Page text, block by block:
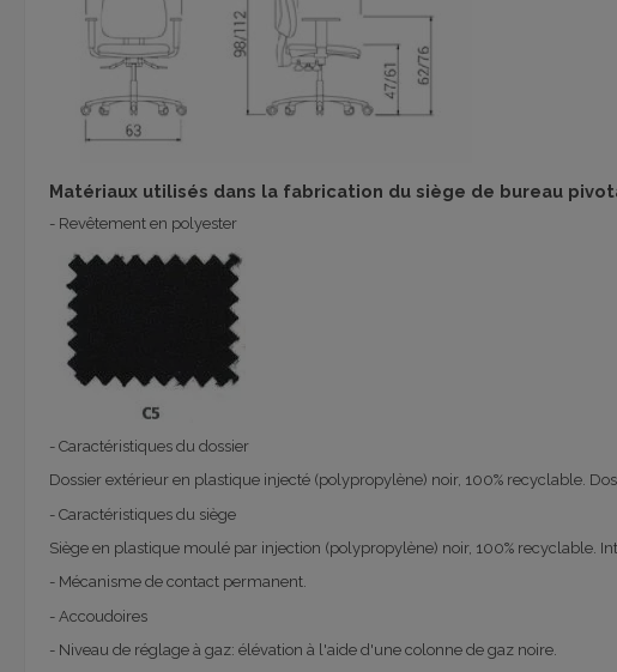
Matériaux utilisés dans la fabrication du siège de bureau
- Revêtement en polyester
- Caractéristiques du dossier
Dossier extérieur en plastique injecté (polypropylène) noir, 100% recyclable.
- Caractéristiques du siège
Siège en plastique moulé par injection (polypropylène) noir, 100% recyclable.
- Mécanisme de contact permanent.
- Accoudoires
- Niveau de réglage à gaz: élévation à l'aide d'une colonne de gaz noire.